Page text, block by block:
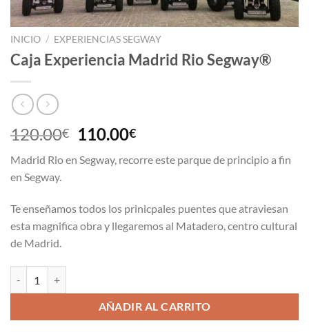
INICIO / EXPERIENCIAS SEGWAY
Caja Experiencia Madrid Rio Segway®
120.00€
El
original
110.00€El
actual
Madrid Rio en Segway, recorre este parque de principio a fin
en Segway.
Te enseñamos todos los prinicpales puentes que atraviesan
esta magnifica obra y llegaremos al Matadero, centro cultural
de Madrid.
AÑADIR AL CARRITO